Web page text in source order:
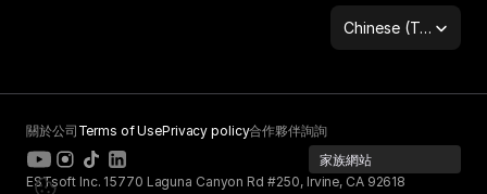
Select Language
Chinese (Traditional Han)
關於公司 Terms of UsePrivacy policy合作夥伴詢詢
家族網站
ESTsoft Inc. 15770 Laguna Canyon Rd #250, Irvine, CA 92618